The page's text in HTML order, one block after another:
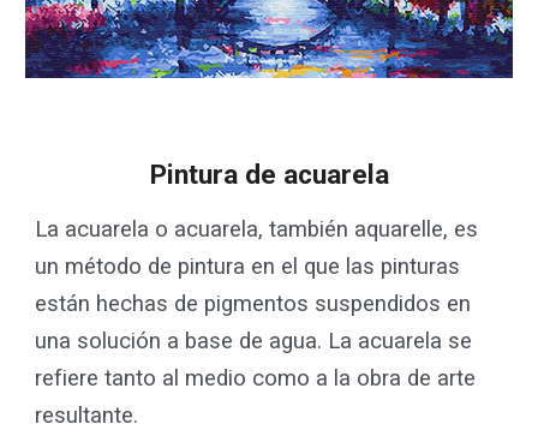
Pintura de acuarela
La acuarela o acuarela, también aquarelle, es
un método de pintura en el que las pinturas
están hechas de pigmentos suspendidos en
una solución a base de agua. La acuarela se
refiere tanto al medio como a la obra de arte
resultante.